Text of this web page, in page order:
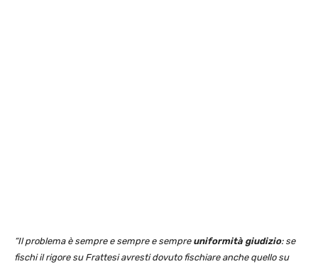
“Il problema è sempre e sempre e sempre uniformità giudizio: se
fischi il rigore su Frattesi avresti dovuto fischiare anche quello su